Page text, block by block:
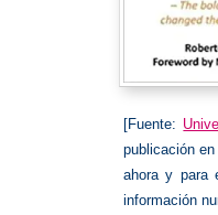
[Fuente:
publicación
ahora y para
información